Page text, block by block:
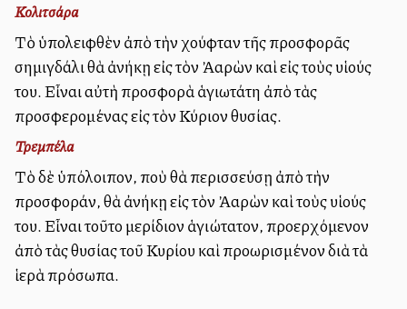
Κολιτσάρα
Τὸ ὑπολειφθὲν ἀπὸ τὴν χούφταν τῆς προσφορᾶς
σημιγδάλι θὰ ἀνήκῃ εἰς τὸν Ἀαρὼν καὶ εἰς τοὺς υἱούς
του. Εἶναι αὐτὴ προσφορὰ ἁγιωτάτη ἀπὸ τὰς
προσφερομένας εἰς τὸν Κύριον θυσίας.
Τρεμπέλα
Τὸ δὲ ὑπόλοιπον, ποὺ θὰ περισσεύσῃ ἀπὸ τὴν
προσφοράν, θὰ ἀνήκῃ εἰς τὸν Ἀαρὼν καὶ τοὺς υἱούς
του. Εἶναι τοῦτο μερίδιον ἁγιώτατον, προερχόμενον
ἀπὸ τὰς θυσίας τοῦ Κυρίου καὶ προωρισμένον διὰ τὰ
ἱερὰ πρόσωπα.